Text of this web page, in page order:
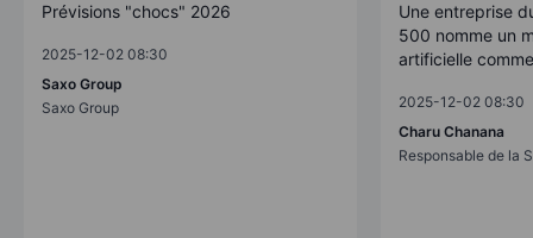
Prévisions "chocs" 2026
2025-12-02 08:30
Saxo Group
Saxo Group
Une entreprise
500 nomme un
artificielle
2025-12-02 08:30
Charu Chanana
Responsable de la